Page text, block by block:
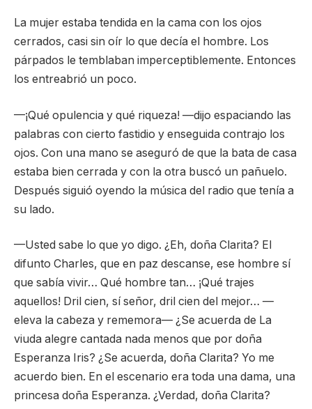
La mujer estaba tendida en la cama con los ojos
cerrados, casi sin oír lo que decía el hombre. Los
párpados le temblaban imperceptiblemente. Entonces
los entreabrió un poco.
—¡Qué opulencia y qué riqueza! —dijo espaciando las
palabras con cierto fastidio y enseguida contrajo los
ojos. Con una mano se aseguró de que la bata de casa
estaba bien cerrada y con la otra buscó un pañuelo.
Después siguió oyendo la música del radio que tenía a
su lado.
—Usted sabe lo que yo digo. ¿Eh, doña Clarita? El
difunto Charles, que en paz descanse, ese hombre sí
que sabía vivir… Qué hombre tan… ¡Qué trajes
aquellos! Dril cien, sí señor, dril cien del mejor… —
eleva la cabeza y rememora— ¿Se acuerda de La
viuda alegre cantada nada menos que por doña
Esperanza Iris? ¿Se acuerda, doña Clarita? Yo me
acuerdo bien. En el escenario era toda una dama, una
princesa doña Esperanza. ¿Verdad, doña Clarita?